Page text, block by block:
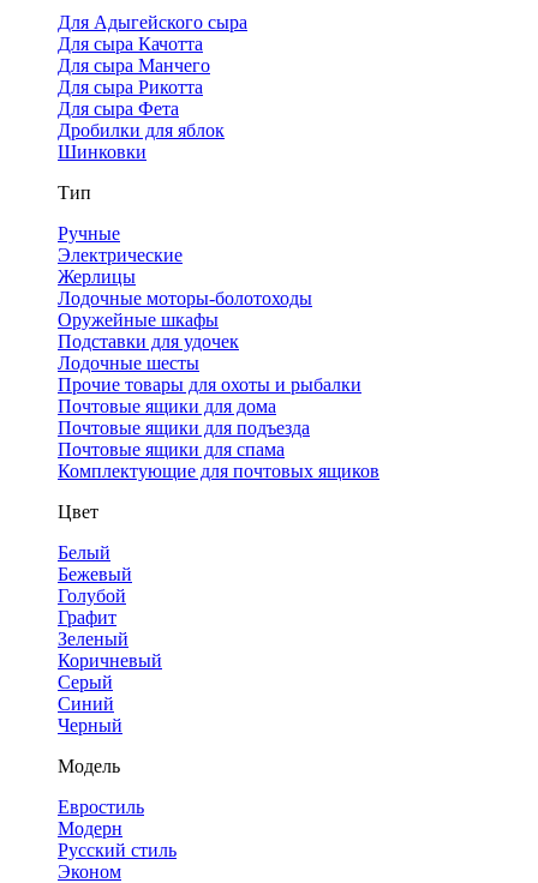
Для Адыгейского сыра
Для сыра Качотта
Для сыра Манчего
Для сыра Рикотта
Для сыра Фета
Дробилки для яблок
Шинковки
Тип
Ручные
Электрические
Жерлицы
Лодочные моторы-болотоходы
Оружейные шкафы
Подставки для удочек
Лодочные шесты
Прочие товары для охоты и рыбалки
Почтовые ящики для дома
Почтовые ящики для подъезда
Почтовые ящики для спама
Комплектующие для почтовых ящиков
Цвет
Белый
Бежевый
Голубой
Графит
Зеленый
Коричневый
Серый
Синий
Черный
Модель
Евростиль
Модерн
Русский стиль
Эконом